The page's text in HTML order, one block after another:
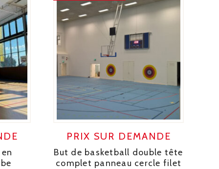
PRIX SUR DEMANDE
But de basketball double tête
complet panneau cercle filet